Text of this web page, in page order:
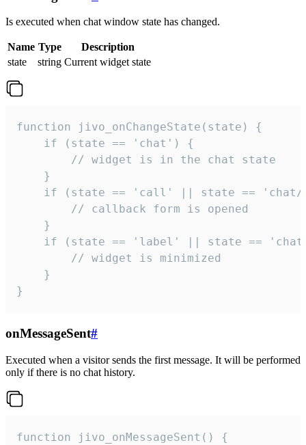
Is executed when chat window state has changed.
Name Type
Description
state
string Current widget state
function jivo_onChangeState(state) {
    if (state == 'chat') {
        // widget is in the chat state
    }
if (state == 'call' || state ==
        // callback form is opened
    }
if (state == 'label' || state ==
        // widget is minimized
    }
}
onMessageSent#
Executed when a visitor sends the first message. It will be performed
only if there is no chat history.
function jivo_onMessageSent() {